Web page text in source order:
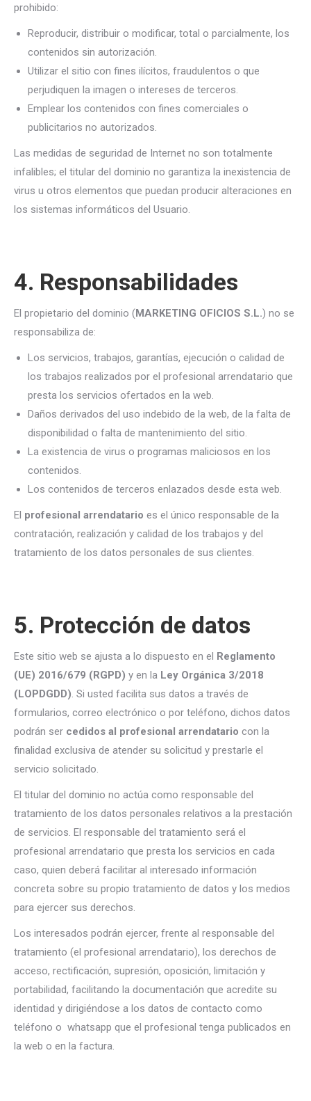
prohibido:
Reproducir, distribuir o modificar, total o parcialmente, los
contenidos sin autorización.
Utilizar el sitio con fines ilícitos, fraudulentos o que
perjudiquen la imagen o intereses de terceros.
Emplear los contenidos con fines comerciales o
publicitarios no autorizados.
Las medidas de seguridad de Internet no son totalmente
infalibles; el titular del dominio no garantiza la inexistencia de
virus u otros elementos que puedan producir alteraciones en
los sistemas informáticos del Usuario.
4. Responsabilidades
El propietario del dominio (MARKETING OFICIOS S.L.) no se
responsabiliza de:
Los servicios, trabajos, garantías, ejecución o calidad de
los trabajos realizados por el profesional arrendatario que
presta los servicios ofertados en la web.
Daños derivados del uso indebido de la web, de la falta de
disponibilidad o falta de mantenimiento del sitio.
La existencia de virus o programas maliciosos en los
contenidos.
Los contenidos de terceros enlazados desde esta web.
El profesional arrendatario es el único responsable de la
contratación, realización y calidad de los trabajos y del
tratamiento de los datos personales de sus clientes.
5. Protección de datos
Este sitio web se ajusta a lo dispuesto en el Reglamento
(UE) 2016/679 (RGPD) y en la Ley Orgánica 3/2018
(LOPDGDD). Si usted facilita sus datos a través de
formularios, correo electrónico o por teléfono, dichos datos
podrán ser cedidos al profesional arrendatario con la
finalidad exclusiva de atender su solicitud y prestarle el
servicio solicitado.
El titular del dominio no actúa como responsable del
tratamiento de los datos personales relativos a la prestación
de servicios. El responsable del tratamiento será el
profesional arrendatario que presta los servicios en cada
caso, quien deberá facilitar al interesado información
concreta sobre su propio tratamiento de datos y los medios
para ejercer sus derechos.
Los interesados podrán ejercer, frente al responsable del
tratamiento (el profesional arrendatario), los derechos de
acceso, rectificación, supresión, oposición, limitación y
portabilidad, facilitando la documentación que acredite su
identidad y dirigiéndose a los datos de contacto como
teléfono o whatsapp que el profesional tenga publicados en
la web o en la factura.